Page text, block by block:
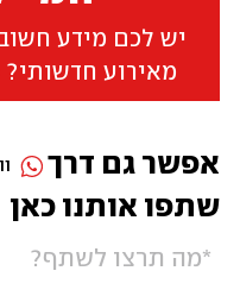
יש לכם מידע
מאירוע
שתפו אותנו כאן
אפשר גם דרך